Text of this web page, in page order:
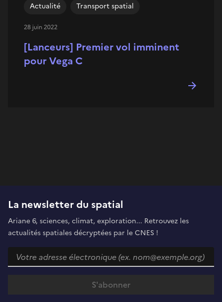
[Lanceurs] Premier vol imminent
pour Vega C
Actualité Transport spatial
28 juin 2022
La newsletter du spatial
Ariane 6, sciences, climat, exploration... Retrouvez les
actualités spatiales décryptées par le CNES !